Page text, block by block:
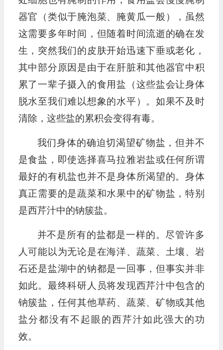
器官（类似于腌泡菜、腌黄瓜一般），虽然
这需要多年时间，但随着时间流逝的确在发
生，突然我们的皮肤开始迅速下垂或老化，
其中部分原因是由于在肝脏和其他器官中积
累了一辈子摄入的食用盐（这些盐会让身体
脱水至我们难以想象的水平）。如果不及时
清除，这些盐的累积会变得有毒。
我们身体的确迫切渴望矿物盐，但并不
是食盐，即使选择喜马拉雅岩盐或任何所谓
最好的有机盐也并不是身体所渴望的。身体
真正需要的是蔬菜和水果中的矿物盐，特别
是西芹汁中的钠簇盐。
并不是所有的盐都是一样的。尽管许多
人可能以为无论是在海洋、蔬菜、土壤、岩
石还是盐湖中的钠都是一回事，但事实并非
如此。最终科研人员将发现西芹汁中包含的
钠簇盐，任何其他草药、蔬菜、矿物或其他
盐分都没有不起眼的西芹汁如此强大的功
效。